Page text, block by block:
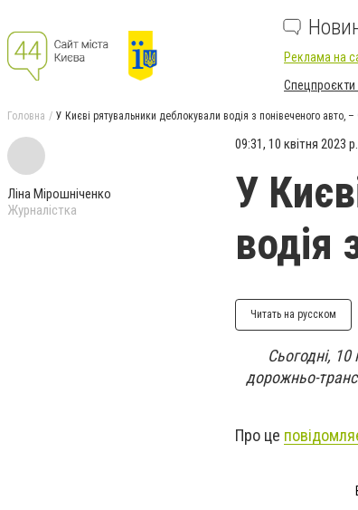
Реклама на
Спецпроєкти
Головна У Києві рятувальники деблокували водія з понівеченого авто,
Ліна Мірошніченко
Журналістка
09:31, 10 квітня 2023 р.
У
водія
Читать на русском
Сьогодні,
дорожньо-
Про це